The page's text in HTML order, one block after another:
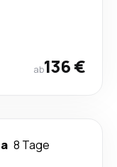
ab136 €
8 Tage